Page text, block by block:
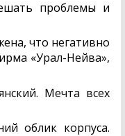
проблемы и
что негативно
«Урал-Нейва»,
Мечта всех
облик корпуса.